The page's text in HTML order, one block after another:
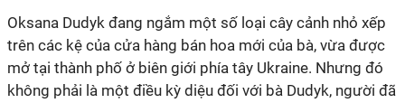
Oksana Dudyk đang ngắm một số loại cây cảnh nhỏ xếp
trên các kệ của cửa hàng bán hoa mới của bà, vừa được
mở tại thành phố ở biên giới phía tây Ukraine. Nhưng đó
không phải là một điều kỳ diệu đối với bà Dudyk, người đã